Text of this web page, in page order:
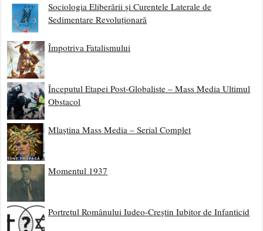
Sociologia Eliberării și Curentele Laterale de
Sedimentare Revoluționară
Împotriva Fatalismului
Începutul Etapei Post-Globaliste – Mass Media Ultimul
Obstacol
Mlaștina Mass Media – Serial Complet
Momentul 1937
Portretul Românului Iudeo-Creștin Iubitor de Infanticid